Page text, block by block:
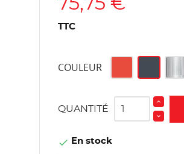
TTC
COULEUR
QUANTITÉ
 En stock